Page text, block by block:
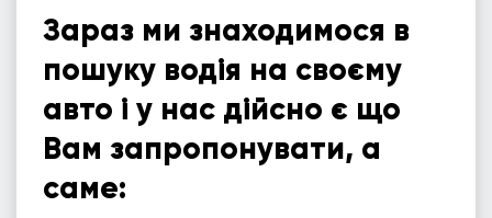
Зараз ми знаходимося в
пошуку водія на своєму
авто і у нас дійсно є що
Вам запропонувати, а
саме: